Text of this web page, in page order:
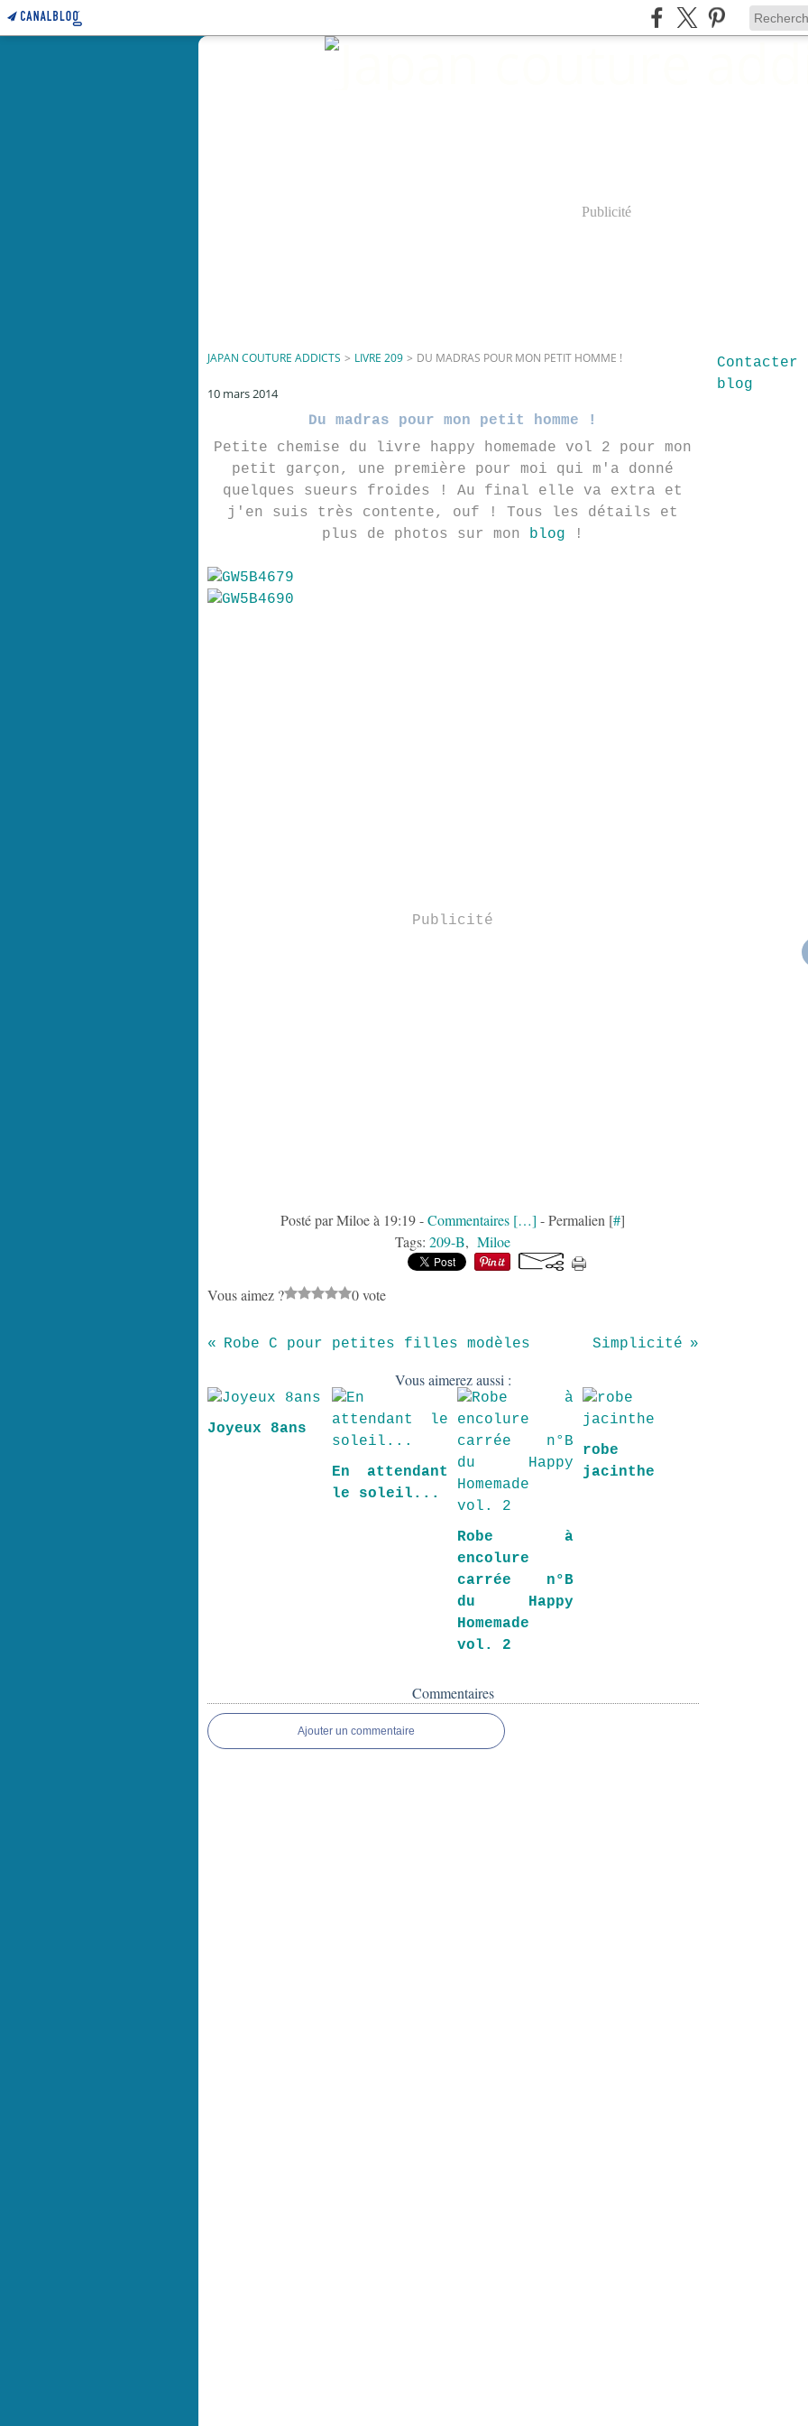
Publicité
JAPAN COUTURE ADDICTS > LIVRE 209 > DU MADRAS POUR MON PETIT HOMME !
10 mars 2014
Du madras pour mon petit homme !
Petite chemise du livre happy homemade vol 2 pour mon
petit garçon, une première pour moi qui m'a donné
quelques sueurs froides ! Au final elle va extra et
j'en suis très contente, ouf ! Tous les détails et
plus de photos sur mon blog !
Publicité
Posté par Miloe à 19:19 -Commentaires […] - Permalien [#]
Tags: 209-B, Miloe
Vous aimez ? 0 vote
Robe C pour petites filles modèles Simplicité
Vous aimerez aussi :
Joyeux 8ans
En attendant
le soleil...
Robe à
encolure
carrée n°B
du Happy
Homemade
vol. 2
robe
jacinthe
Commentaires
Ajouter un commentaire
blog